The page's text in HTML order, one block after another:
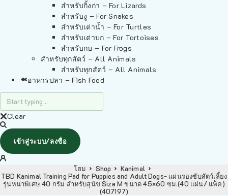
สำหรับกิ้งก่า – For Lizards
สำหรับงู – For Snakes
สำหรับเต่าน้ำ – For Turtles
สำหรับเต่าบก – For Tortoises
สำหรับกบ – For Frogs
สำหรับทุกสัตว์ – All Animals
สำหรับทุกสัตว์ – All Animals
อาหารปลา – Fish Food
Clear
เข้าสู่ระบบ/ลงชื่อ
โฮม Shop
Kanimal
TBD Kanimal Training Pad for Puppies and Adult Dogs- แผ่นรองซับสัตว์เลี้ยง
รุ่นหนาพิเศษ 40 กรัม สำหรับสุนัข Size M ขนาด 45×60 ซม.(40 แผ่น/ แพ็ค)
(407197)